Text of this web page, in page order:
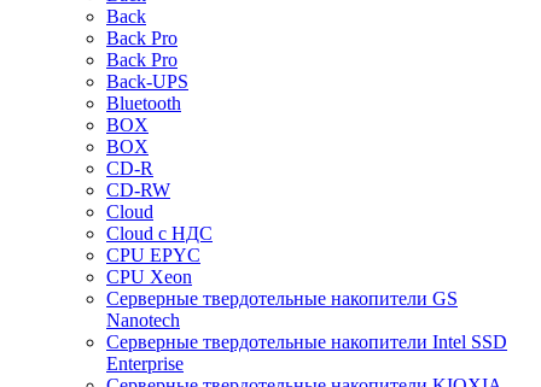
Back
Back Pro
Back Pro
Back-UPS
Bluetooth
BOX
BOX
CD-R
CD-RW
Cloud
Cloud с НДС
CPU EPYC
CPU Xeon
Cерверные твердотельные накопители GS
Nanotech
Cерверные твердотельные накопители Intel SSD
Enterprise